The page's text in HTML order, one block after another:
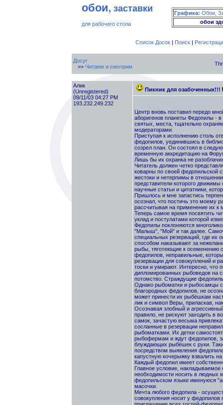
обои, заставки
для рабочего стола
Графика: Обои,
обои
Список Досок| Поиск|
Досуг
>> Читаем и смотрим
Алик
(Unregistered)
09/11/03 04:27 PM
193.232.249.232
Пикник для озабоченных!!!
Центр вновь поставил передо
аборигенов планеты Федопилы - в
святых, места, тщательно
модераторами.
Приступая к исполнению столь
федопилов, уединившись в
созрел план. Он состоял в
временную аккредитацию на
Лишь бы их охранка не
Читатель должен четко
коварны по своей федопильской
жестоки и нетерпимы в
представители которого
научные статьи и цитатники,
Пришлось и мне запастись
осознал, что постичь это моему
рассчитывая на применение их к
Теперь самое время посвятить
уклад и постулатами которой
Федопилы поклоняются
"Малыш", "Мой" и так далее.
специальных резерваций, где их
способом наказывают за
рыбы, тяготеющие к осеменению
федопилов, неправильные,
резервации для совокуплений и
тоски и умирают. Интересно, что
дипломированных рыбоведов на
потомство. Страждущие
Однако рыбоматки и рыбосамцы
благородных федопилов, не
может принести их рыбёшкам
лик и символ Веры, приласкав,
Осознавая злобный и
правило, не рискуют заходить в
самок, зачастую весьма
сосланные в резервации
рыбоматками. Их детки
рыбофермам и ждут федопилов,
блуждающих рыбёшек с руки.
посредством выявления
капустную кочерыжку взвалить
Каждый федопил имеет
Главное условие,
необходимости носить в
федопильском языке именуюся
масочки.
Мечта любого федопила -
совокупления носит у федопилов